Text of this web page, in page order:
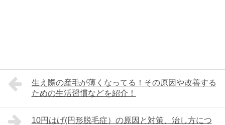
生え際の産毛が薄くなってる！その原因や改善する
ための生活習慣などを紹介！
10円はげ(円形脱毛症）の原因と対策、治し方につ